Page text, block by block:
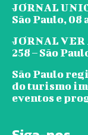
JORNAL
São Paulo, 08
JORNAL VER
258 – São
São Paulo
do turismo
eventos e